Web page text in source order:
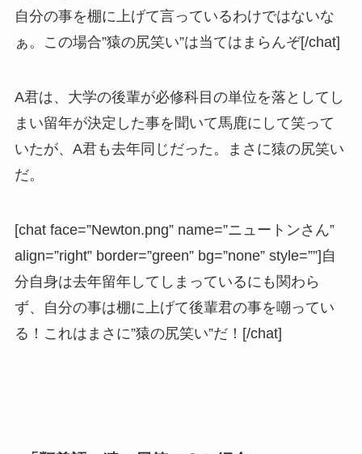
自分の事を棚に上げて言っているわけではないな
ぁ。この場合”猿の尻笑い”は当てはまらんぞ[/chat]
A君は、大学の後輩が必修科目の単位を落としてし
まい留年が決定した事を聞いて馬鹿にして笑って
いたが、A君も去年同じだった。まさに猿の尻笑い
だ。
[chat face=”Newton.png” name=”ニュートンさん”
align=”right” border=”green” bg=”none” style=””]自
分自身は去年留年してしまっているにも関わら
ず、自分の事は棚に上げて後輩君の事を嘲ってい
る！これはまさに”猿の尻笑い”だ！[/chat]